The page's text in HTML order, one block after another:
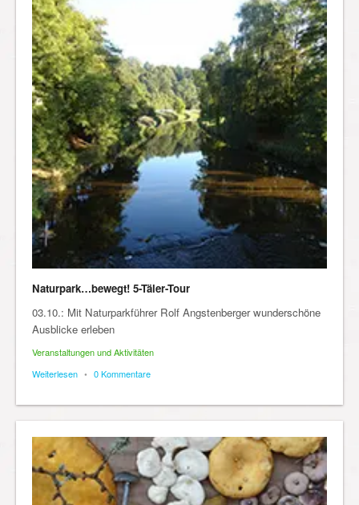
Naturpark…bewegt! 5-Täler-Tour
03.10.: Mit Naturparkführer Rolf Angstenberger wunderschöne
Ausblicke erleben
Veranstaltungen und Aktivitäten
Weiterlesen • 0 Kommentare